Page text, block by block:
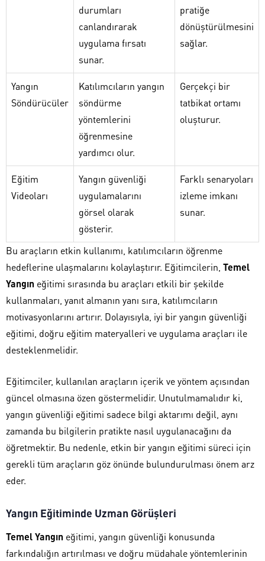
durumları
canlandırarak
uygulama fırsatı
sunar.
pratiğe
dönüştürülmesini
sağlar.
Yangın
Söndürücüler
Katılımcıların yangın
söndürme
yöntemlerini
öğrenmesine
yardımcı olur.
Gerçekçi bir
tatbikat ortamı
oluşturur.
Eğitim
Videoları
Yangın güvenliği
uygulamalarını
görsel olarak
gösterir.
Farklı senaryoları
izleme imkanı
sunar.
Bu araçların etkin kullanımı, katılımcıların öğrenme
hedeflerine ulaşmalarını kolaylaştırır. Eğitimcilerin, Temel
Yangın eğitimi sırasında bu araçları etkili bir şekilde
kullanmaları, yanıt almanın yanı sıra, katılımcıların
motivasyonlarını artırır. Dolayısıyla, iyi bir yangın güvenliği
eğitimi, doğru eğitim materyalleri ve uygulama araçları ile
desteklenmelidir.
Eğitimciler, kullanılan araçların içerik ve yöntem açısından
güncel olmasına özen göstermelidir. Unutulmamalıdır ki,
yangın güvenliği eğitimi sadece bilgi aktarımı değil, aynı
zamanda bu bilgilerin pratikte nasıl uygulanacağını da
öğretmektir. Bu nedenle, etkin bir yangın eğitimi süreci için
gerekli tüm araçların göz önünde bulundurulması önem arz
eder.
Yangın Eğitiminde Uzman Görüşleri
Temel Yangın eğitimi, yangın güvenliği konusunda
farkındalığın artırılması ve doğru müdahale yöntemlerinin